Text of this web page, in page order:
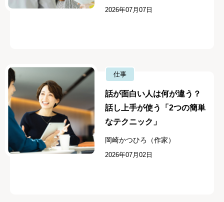
2026年07月07日
仕事
話が面白い人は何が違う？
話し上手が使う「2つの簡単
なテクニック」
岡崎かつひろ（作家）
2026年07月02日